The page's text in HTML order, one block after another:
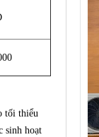
tối thiểu
sinh hoạt